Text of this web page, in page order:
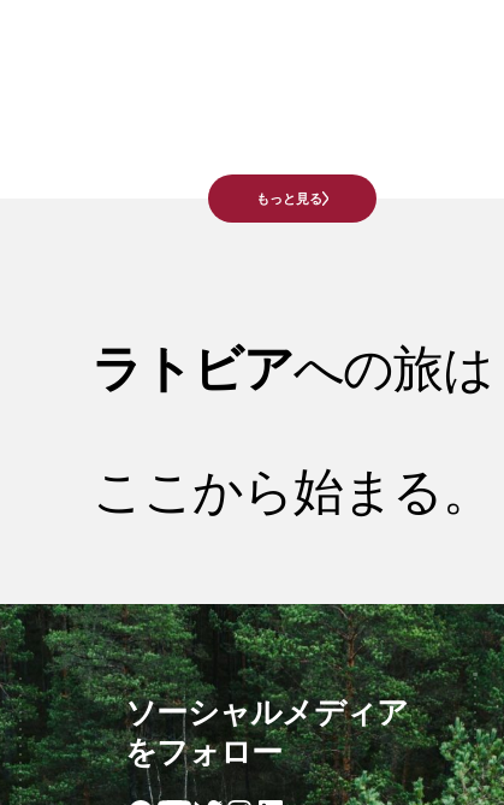
もっと見る
ラトビアへの旅は
ここから始まる。
ソーシャルメディア
をフォロー